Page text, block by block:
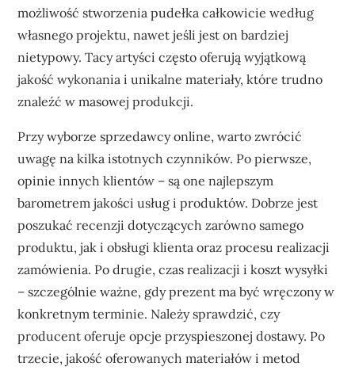
możliwość stworzenia pudełka całkowicie według
własnego projektu, nawet jeśli jest on bardziej
nietypowy. Tacy artyści często oferują wyjątkową
jakość wykonania i unikalne materiały, które trudno
znaleźć w masowej produkcji.
Przy wyborze sprzedawcy online, warto zwrócić
uwagę na kilka istotnych czynników. Po pierwsze,
opinie innych klientów – są one najlepszym
barometrem jakości usług i produktów. Dobrze jest
poszukać recenzji dotyczących zarówno samego
produktu, jak i obsługi klienta oraz procesu realizacji
zamówienia. Po drugie, czas realizacji i koszt wysyłki
– szczególnie ważne, gdy prezent ma być wręczony w
konkretnym terminie. Należy sprawdzić, czy
producent oferuje opcje przyspieszonej dostawy. Po
trzecie, jakość oferowanych materiałów i metod